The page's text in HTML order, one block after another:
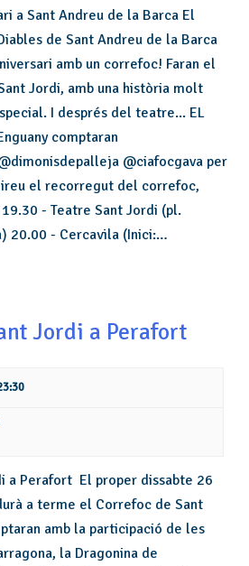
a Sant Andreu de la Barca El
de Sant Andreu de la Barca
amb un correfoc! Faran el
Jordi, amb una història molt
I després del teatre... EL
comptaran
@ciafocgava per
el recorregut del correfoc,
19.30 - Teatre Sant Jordi (pl.
20.00 - Cercavila (Inici:…
Jordi a Perafort
a Perafort El proper dissabte 26
a terme el Correfoc de Sant
amb la participació de les
la Dragonina de